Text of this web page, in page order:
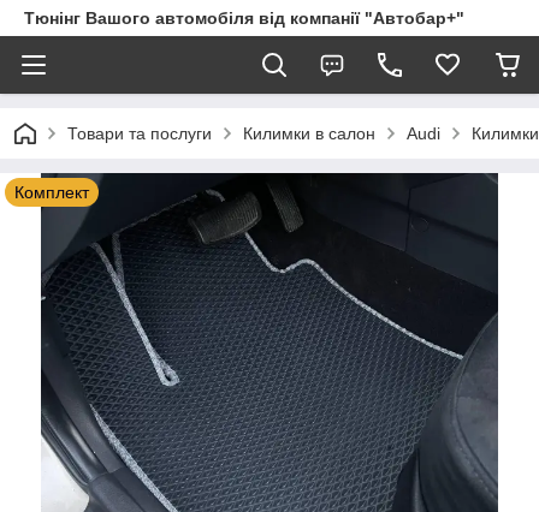
Тюнінг Вашого автомобіля від компанії "Автобар+"
Товари та послуги Килимки в салон Audi
Комплект